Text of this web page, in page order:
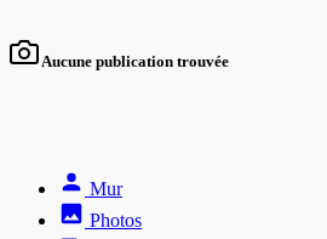
Aucune publication trouvée
Mur
Photos